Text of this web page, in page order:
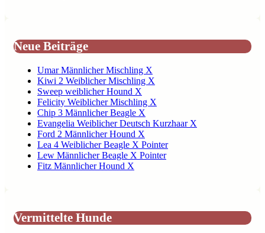
Neue Beiträge
Umar Männlicher Mischling X
Kiwi 2 Weiblicher Mischling X
Sweep weiblicher Hound X
Felicity Weiblicher Mischling X
Chip 3 Männlicher Beagle X
Evangelia Weiblicher Deutsch Kurzhaar X
Ford 2 Männlicher Hound X
Lea 4 Weiblicher Beagle X Pointer
Lew Männlicher Beagle X Pointer
Fitz Männlicher Hound X
Vermittelte Hunde